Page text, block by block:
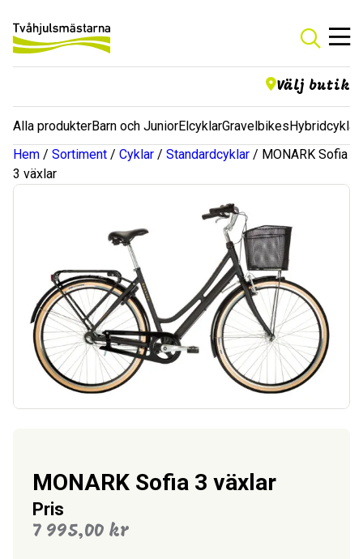
Välj butik
Alla produkterBarn och JuniorElcyklarGravelbikesHybridcyklar
Hem / Sortiment / Cyklar / Standardcyklar / MONARK Sofia
3 växlar
MONARK Sofia 3 växlar
Pris
7 995,00 kr